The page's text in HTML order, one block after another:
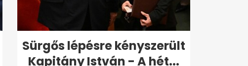
Sürgős lépésre kényszerült
Kapitány István - A hét...